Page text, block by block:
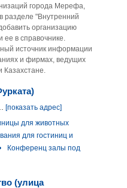
города Мерефа,
разделе "Внутренний
организацию
в справочнике.
источник информации
и фирмах, ведущих
Казахстане.
[показать адрес]
для животных
для гостиниц и
Конференц залы под
(улица